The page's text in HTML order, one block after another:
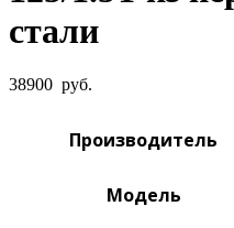
стали
38900 руб.
Производитель
Модель